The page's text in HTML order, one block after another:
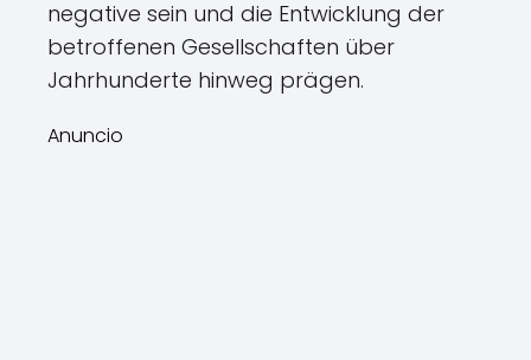
negative sein und die Entwicklung der
betroffenen Gesellschaften über
Jahrhunderte hinweg prägen.
Anuncio